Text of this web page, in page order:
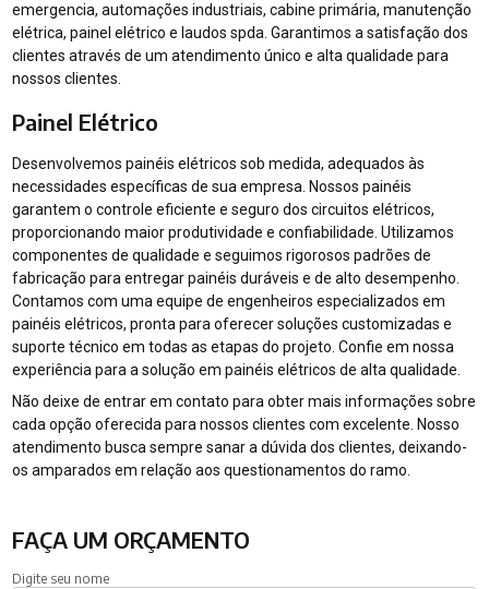
emergencia, automações industriais, cabine primária, manutenção
elétrica, painel elétrico e laudos spda. Garantimos a satisfação dos
clientes através de um atendimento único e alta qualidade para
nossos clientes.
Painel Elétrico
Desenvolvemos painéis elétricos sob medida, adequados às
necessidades específicas de sua empresa. Nossos painéis
garantem o controle eficiente e seguro dos circuitos elétricos,
proporcionando maior produtividade e confiabilidade. Utilizamos
componentes de qualidade e seguimos rigorosos padrões de
fabricação para entregar painéis duráveis e de alto desempenho.
Contamos com uma equipe de engenheiros especializados em
painéis elétricos, pronta para oferecer soluções customizadas e
suporte técnico em todas as etapas do projeto. Confie em nossa
experiência para a solução em painéis elétricos de alta qualidade.
Não deixe de entrar em contato para obter mais informações sobre
cada opção oferecida para nossos clientes com excelente. Nosso
atendimento busca sempre sanar a dúvida dos clientes, deixando-
os amparados em relação aos questionamentos do ramo.
FAÇA UM ORÇAMENTO
Digite seu nome